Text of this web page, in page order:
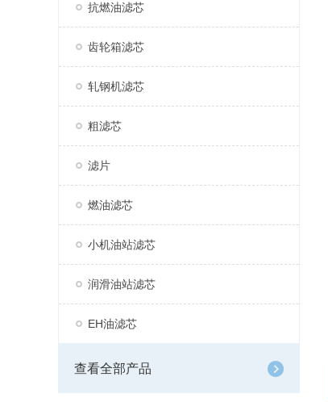
抗燃油滤芯
齿轮箱滤芯
轧钢机滤芯
粗滤芯
滤片
燃油滤芯
小机油站滤芯
润滑油站滤芯
EH油滤芯
查看全部产品